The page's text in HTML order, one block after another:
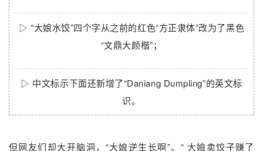
▷ “大娘水饺”四个字从之前的红色“方正隶体”改为了黑色
“文鼎大颜楷”；
▷ 中文标示下面还新增了“Daniang Dumpling”的英文标
识。
但网友们却大开脑洞，“大娘逆生长啊”、“ 大娘卖饺子赚了